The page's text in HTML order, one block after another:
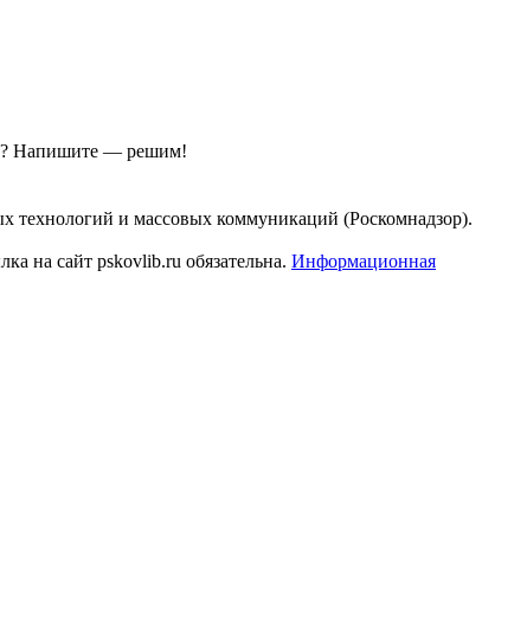
Напишите — решим!
и массовых коммуникаций (Роскомнадзор).
на сайт pskovlib.ru обязательна. Информационная